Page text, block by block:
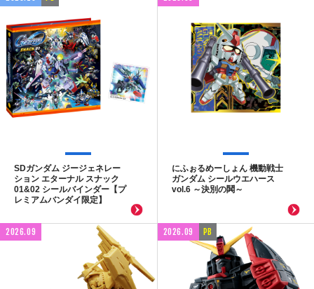
SDガンダム ジージェネレー
ション エターナル スナック
01&02 シールバインダー【プ
レミアムバンダイ限定】
にふぉるめーしょん 機動戦士
ガンダム シールウエハース
vol.6 ～決別の鬨～
2026.09 2026.09 PB